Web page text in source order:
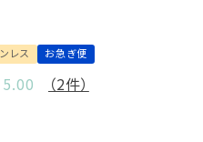
レス お急ぎ便
5.00 （2件）